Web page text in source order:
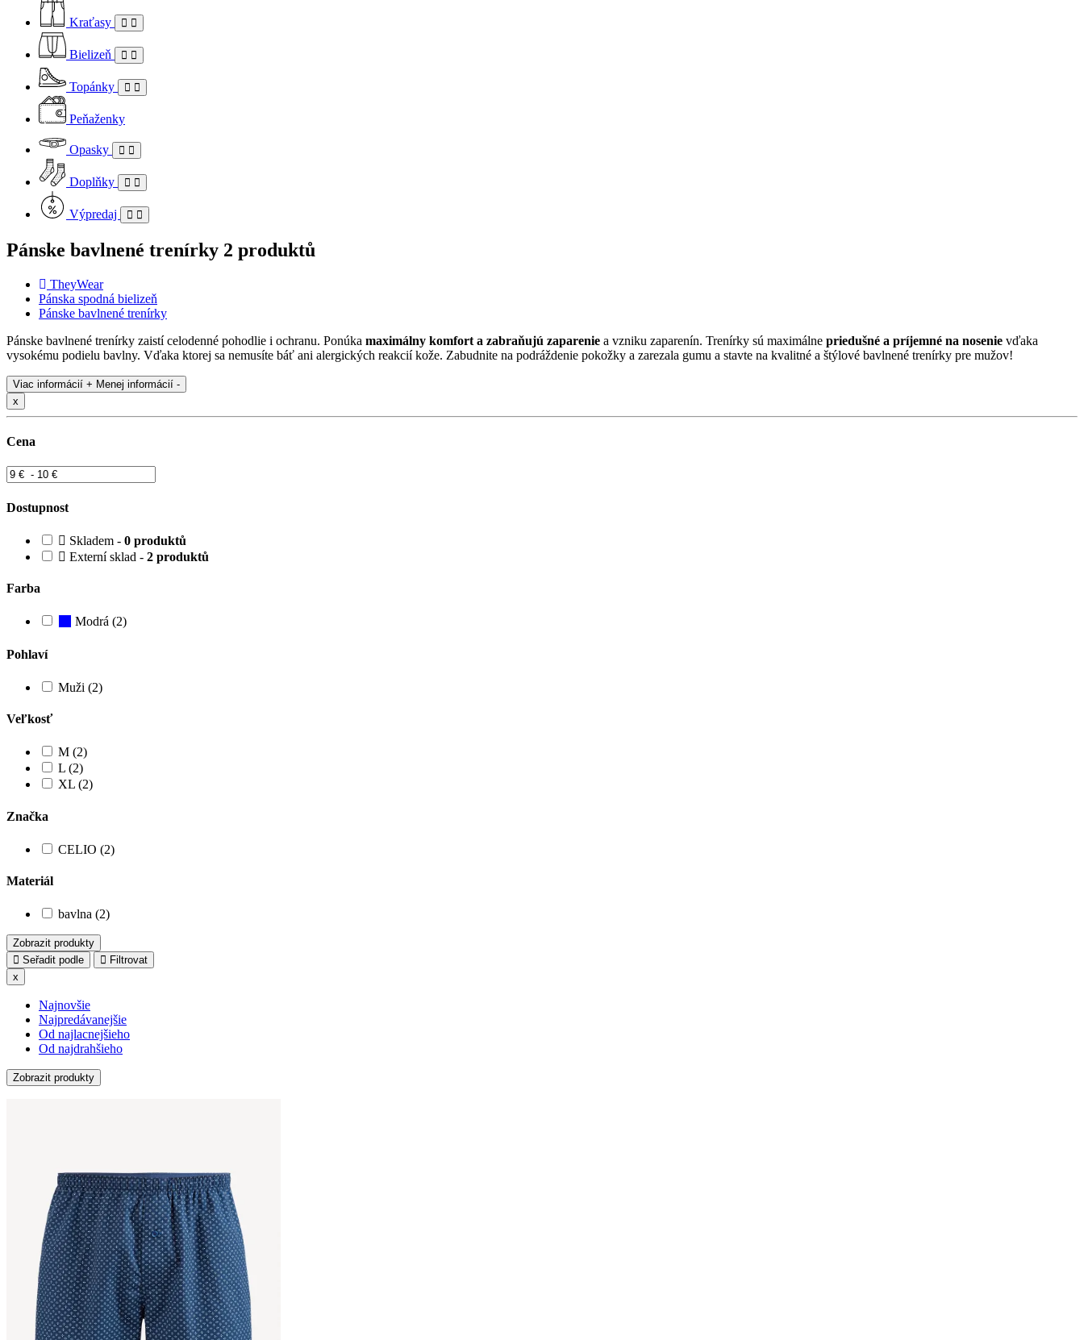
Kraťasy
Bielizeň
Topánky
Peňaženky
Opasky
Doplňky
Výpredaj
Pánske bavlnené trenírky 2 produktů
TheyWear
Pánska spodná bielizeň
Pánske bavlnené trenírky
Pánske bavlnené trenírky zaistí celodenné pohodlie i ochranu. Ponúka maximálny komfort a zabraňujú zaparenie a vzniku zaparenín. Trenírky sú maximálne priedušné a príjemné na nosenie vďaka
vysokému podielu bavlny. Vďaka ktorej sa nemusíte báť ani alergických reakcií kože. Zabudnite na podráždenie pokožky a zarezala gumu a stavte na kvalitné a štýlové bavlnené trenírky pre mužov!
Viac informácií + Menej informácií -
x
Cena
Dostupnost
Skladem - 0 produktů
Externí sklad - 2 produktů
Farba
Modrá (2)
Pohlaví
Muži (2)
Veľkosť
M (2)
L (2)
XL (2)
Značka
CELIO (2)
Materiál
bavlna (2)
Zobrazit produkty
Seřadit podle
Filtrovat
x
Najnovšie
Najpredávanejšie
Od najlacnejšieho
Od najdrahšieho
Zobrazit produkty